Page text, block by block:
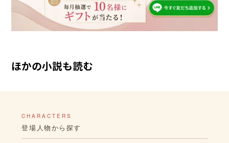
ほかの小説も読む
CHARACTERS
登場人物から探す